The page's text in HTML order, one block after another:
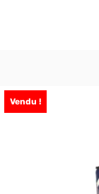
Vendu !